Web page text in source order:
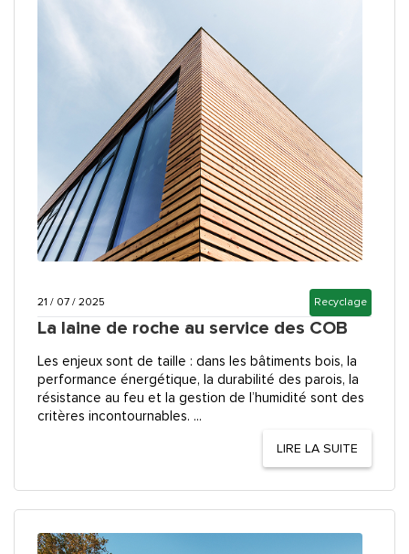
21 / 07 / 2025 Recyclage
La laine de roche au service des COB
Les enjeux sont de taille : dans les bâtiments bois, la
performance énergétique, la durabilité des parois, la
résistance au feu et la gestion de l’humidité sont des
critères incontournables. ...
LIRE LA SUITE